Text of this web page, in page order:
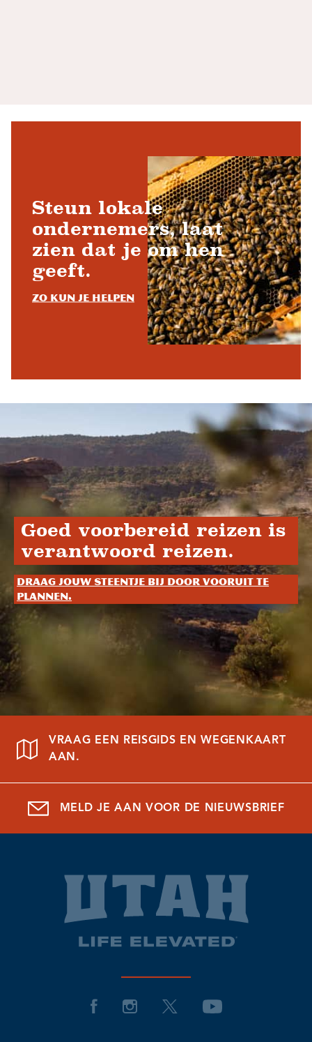
Steun lokale
ondernemers, laat
zien dat je om hen
geeft.
Zo kun je helpen
Goed voorbereid reizen is
verantwoord reizen.
Draag jouw steentje bij door vooruit te
plannen.
VRAAG EEN REISGIDS EN WEGENKAART
AAN.
MELD JE AAN VOOR DE NIEUWSBRIEF